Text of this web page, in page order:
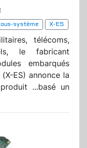
système
X-ES
télécoms,
le fabricant
embarqués
ES) annonce la
...basé un